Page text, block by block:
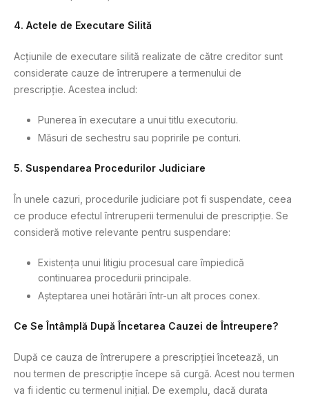
4. Actele de Executare Silită
Acțiunile de executare silită realizate de către creditor sunt
considerate cauze de întrerupere a termenului de
prescripție. Acestea includ:
Punerea în executare a unui titlu executoriu.
Măsuri de sechestru sau popririle pe conturi.
5. Suspendarea Procedurilor Judiciare
În unele cazuri, procedurile judiciare pot fi suspendate, ceea
ce produce efectul întreruperii termenului de prescripție. Se
consideră motive relevante pentru suspendare:
Existența unui litigiu procesual care împiedică
continuarea procedurii principale.
Așteptarea unei hotărâri într-un alt proces conex.
Ce Se Întâmplă După Încetarea Cauzei de Întreupere?
După ce cauza de întrerupere a prescripției încetează, un
nou termen de prescripție începe să curgă. Acest nou termen
va fi identic cu termenul inițial. De exemplu, dacă durata